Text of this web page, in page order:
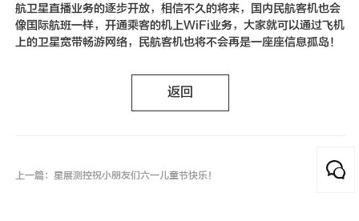
航卫星直播业务的逐步开放，相信不久的将来，国内民航客机也会
像国际航班一样，开通乘客的机上WiFi业务，大家就可以通过飞机
上的卫星宽带畅游网络，民航客机也将不会再是一座座信息孤岛！
返回
上一篇：星展测控祝小朋友们六一儿童节快乐！